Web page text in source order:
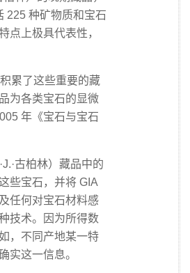
225 种矿物质和宝石
点上极具代表性，
累了这些重要的藏
为各类宝石的显微
年《宝石与宝石
古柏林）藏品中的
些宝石，并将 GIA
任何对宝石材料感
技术。因为所得数
，不同产地某一特
实这一信息。